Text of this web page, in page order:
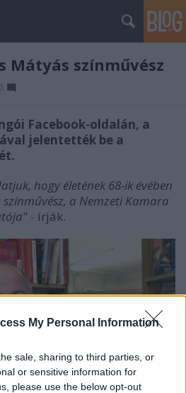
My Personal Information
sale, sharing to third parties, or
or sensitive information for
please use the below opt-out
Mátyás színművész
Facebook-oldalán, a
jelentették be a
hogy életének 68-ik évében
a Nemzeti Kamara
" - írják.